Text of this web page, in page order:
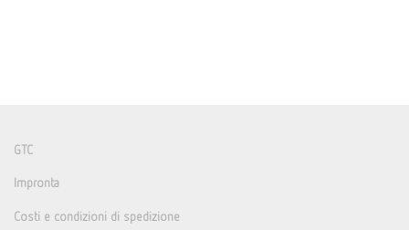
GTC
Impronta
Costi e condizioni di spedizione